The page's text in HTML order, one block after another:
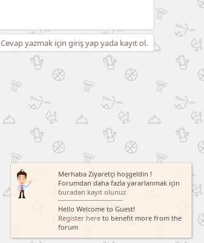
Cevap yazmak için giriş yap yada kayıt ol.
Merhaba Ziyaretçi hoşgeldin !
Forumdan daha fazla yararlanmak için
buradan kayıt olunuz
Hello Welcome to Guest!
Register here to benefit more from the
forum